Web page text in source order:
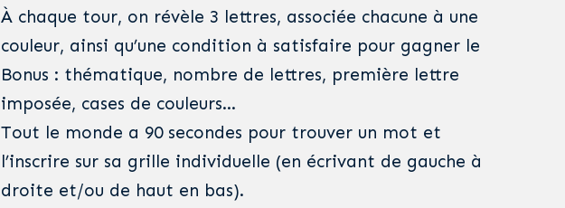
À chaque tour, on révèle 3 lettres, associée chacune à une
couleur, ainsi qu’une condition à satisfaire pour gagner le
Bonus : thématique, nombre de lettres, première lettre
imposée, cases de couleurs…
Tout le monde a 90 secondes pour trouver un mot et
l’inscrire sur sa grille individuelle (en écrivant de gauche à
droite et/ou de haut en bas).